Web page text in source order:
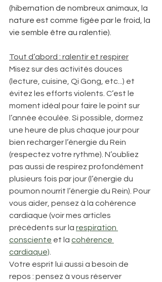
(hibernation de nombreux animaux, la
nature est comme figée par le froid, la
vie semble être au ralentie).
Tout d’abord : ralentir et respirer
Misez sur des activités douces
(lecture, cuisine, Qi Gong, etc...) et
évitez les efforts violents. C’est le
moment idéal pour faire le point sur
l’année écoulée. Si possible, dormez
une heure de plus chaque jour pour
bien recharger l’énergie du Rein
(respectez votre rythme). N’oubliez
pas aussi de respirez profondément
plusieurs fois par jour (l’énergie du
poumon nourrit l’énergie du Rein). Pour
vous aider, pensez à la cohérence
cardiaque (voir mes articles
précédents sur la respiration
consciente et la cohérence
cardiaque).
Votre esprit lui aussi a besoin de
repos : pensez à vous réserver